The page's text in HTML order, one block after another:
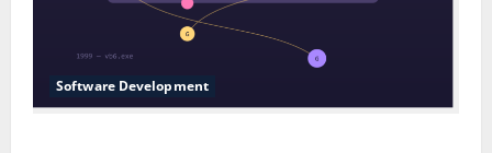
Software Development